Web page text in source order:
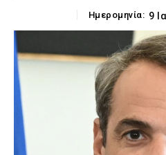
Ημερομηνία: 9